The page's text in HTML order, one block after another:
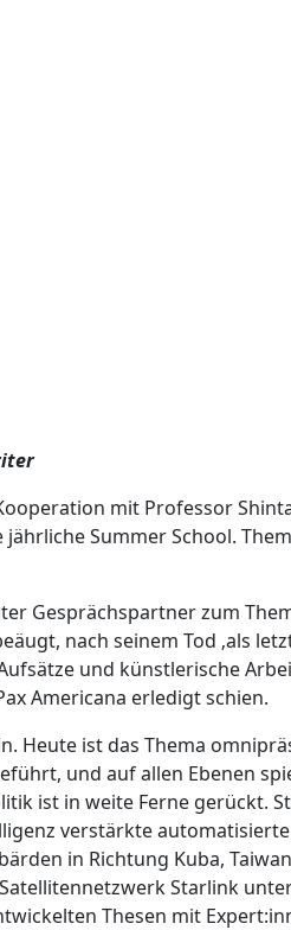
mit Professor
Summer School.
Gesprächspartner zum
nach seinem Tod ‚als
und künstlerische
Americana erledigt schien.
ist das Thema
und auf allen Ebenen
ist in weite Ferne gerückt.
verstärkte
in Richtung Kuba,
Starlink
Thesen mit